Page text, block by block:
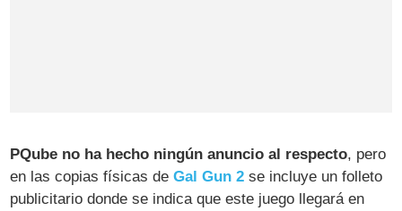
PQube no ha hecho ningún anuncio al respecto, pero
en las copias físicas deGal Gun 2 se incluye un folleto
publicitario donde se indica que este juego llegará en